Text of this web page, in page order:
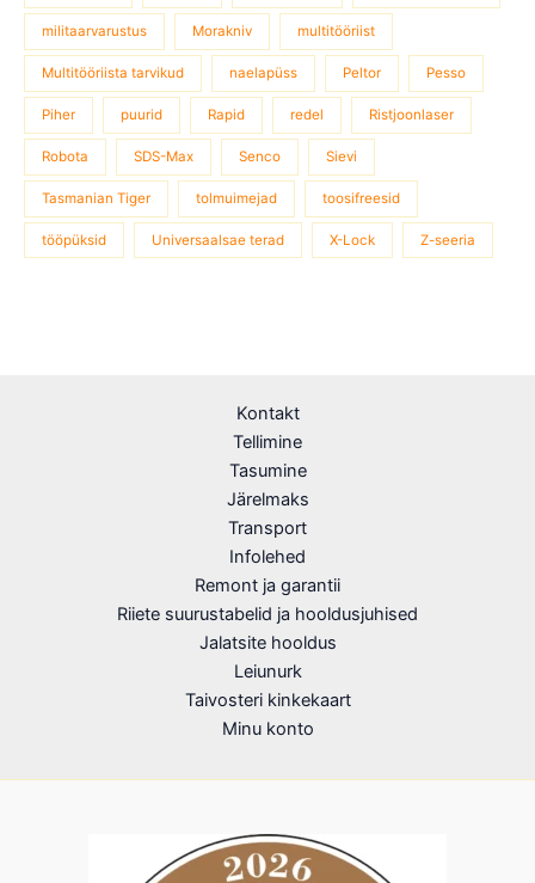
militaarvarustus Morakniv multitööriist
Multitööriista tarvikud naelapüss Peltor Pesso
Piher puurid Rapid redel Ristjoonlaser
Robota SDS-Max Senco Sievi
Tasmanian Tiger tolmuimejad toosifreesid
tööpüksid Universaalsae terad X-Lock Z-seeria
Kontakt
Tellimine
Tasumine
Järelmaks
Transport
Infolehed
Remont ja garantii
Riiete suurustabelid ja hooldusjuhised
Jalatsite hooldus
Leiunurk
Taivosteri kinkekaart
Minu konto